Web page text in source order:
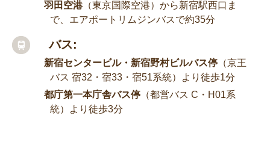
羽田空港（東京国際空港）から新宿駅西口ま
で、エアポートリムジンバスで約35分
バス:
新宿センタービル・新宿野村ビルバス停 （京王
バス 宿32・宿33・宿51系統）より徒歩1分
都庁第一本庁舎バス停 （都営バス C・H01系
統）より徒歩3分